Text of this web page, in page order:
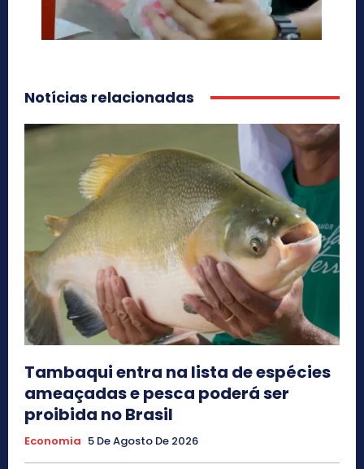
Notícias relacionadas
Tambaqui entra na lista de espécies
ameaçadas e pesca poderá ser
proibida no Brasil
Economia 5 De Agosto De 2026